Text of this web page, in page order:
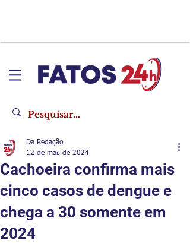
Cachoeira confirma mais
cinco casos de dengue e
chega a 30 somente em
2024
Da Redação
12 de mar. de 2024